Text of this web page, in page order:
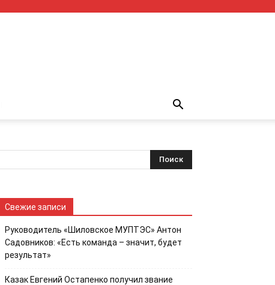
Свежие записи
Руководитель «Шиловское МУПТЭС» Антон
Садовников: «Есть команда – значит, будет
результат»
Казак Евгений Остапенко получил звание